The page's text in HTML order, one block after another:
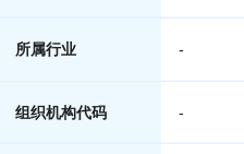
所属行业 -
组织机构代码 -